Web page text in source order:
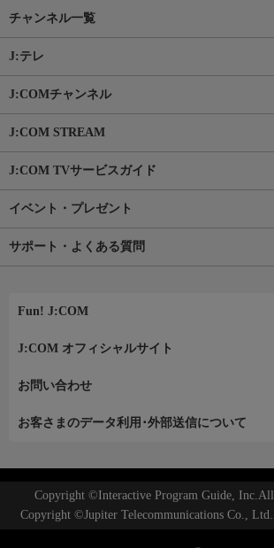
チャンネル一覧
J:テレ
J:COMチャンネル
J:COM STREAM
J:COM TVサービスガイド
イベント・プレゼント
サポート・よくある質問
Fun! J:COM
J:COM オフィシャルサイト
お問い合わせ
お客さまのデータ利用･外部送信について
Copyright ©Interactive Program Guide, Inc.All
Copyright ©Jupiter Telecommunications Co.,